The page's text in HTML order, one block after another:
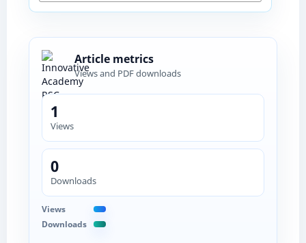
Article metrics
Views and PDF downloads
1
Views
0
Downloads
Views
Downloads